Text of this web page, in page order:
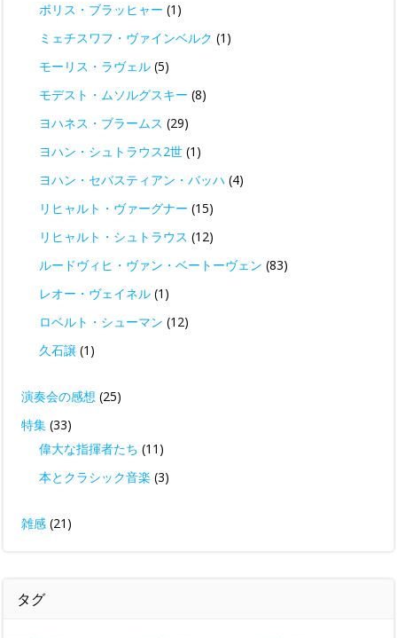
ボリス・ブラッヒャー (1)
ミェチスワフ・ヴァインベルク (1)
モーリス・ラヴェル (5)
モデスト・ムソルグスキー (8)
ヨハネス・ブラームス (29)
ヨハン・シュトラウス2世 (1)
ヨハン・セバスティアン・バッハ (4)
リヒャルト・ヴァーグナー (15)
リヒャルト・シュトラウス (12)
ルードヴィヒ・ヴァン・ベートーヴェン (83)
レオー・ヴェイネル (1)
ロベルト・シューマン (12)
久石譲 (1)
演奏会の感想 (25)
特集 (33)
偉大な指揮者たち (11)
本とクラシック音楽 (3)
雑感 (21)
タグ